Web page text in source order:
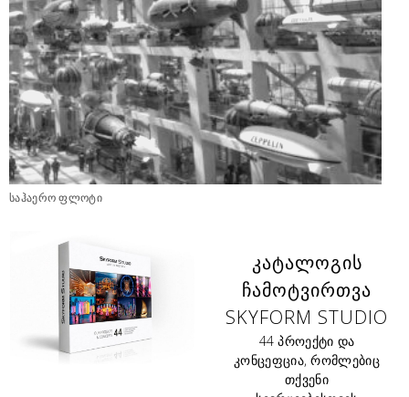
საჰაერო ფლოტი
ᲙᲐᲢᲐᲚᲝᲒᲘᲡ
ᲩᲐᲛᲝᲢᲕᲘᲠᲗᲕᲐ
SKYFORM STUDIO
44 პროექტი და
კონცეფცია, რომლებიც
თქვენი